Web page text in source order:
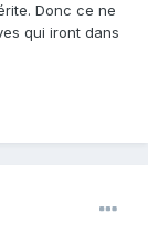
Donc ce ne
qui iront dans